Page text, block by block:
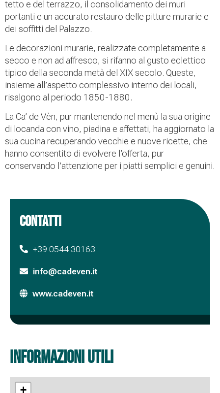
tetto e del terrazzo, il consolidamento dei muri
portanti e un accurato restauro delle pitture murarie e
dei soffitti del Palazzo.
Le decorazioni murarie, realizzate completamente a
secco e non ad affresco, si rifanno al gusto eclettico
tipico della seconda metà del XIX secolo. Queste,
insieme all’aspetto complessivo interno dei locali,
risalgono al periodo 1850-1880.
La Ca’ de Vèn, pur mantenendo nel menù la sua origine
di locanda con vino, piadina e affettati, ha aggiornato la
sua cucina recuperando vecchie e nuove ricette, che
hanno consentito di evolvere l’offerta, pur
conservando l’attenzione per i piatti semplici e genuini.
CONTATTI
+39 0544 30163
info@cadeven.it
www.cadeven.it
informazioni utili
+